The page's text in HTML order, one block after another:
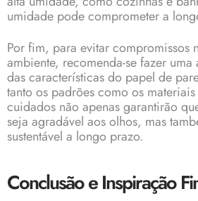
umidade pode comprometer a
Por fim, para evitar compromissos
ambiente, recomenda-se fazer uma
das características do papel de
tanto os padrões como os
cuidados não apenas garantirão
seja agradável aos olhos, mas
sustentável a longo prazo.
Conclusão e Inspiração